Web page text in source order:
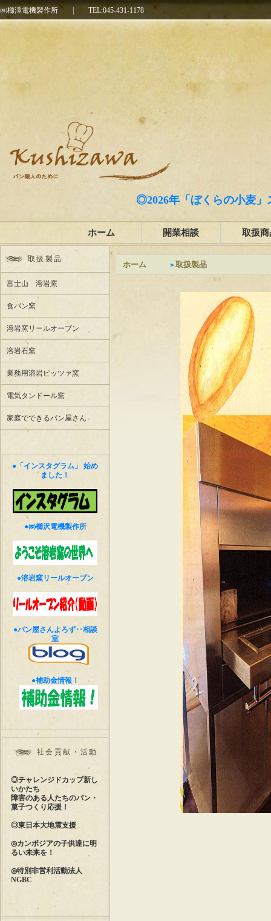
㈱櫛澤電機製作所 | TEL:045-431-1178
◎2026年「ぼくらの小麦
ホーム 開業相談 取扱商
取扱製品
富士山 溶岩窯
食パン窯
溶岩窯リールオーブン
溶岩石窯
業務用溶岩ピッツァ窯
電気タンドール窯
家庭でできるパン屋さん
●「インスタグラム」 始め
ました！
●㈱櫛沢電機製作所
●溶岩窯リールオーブン
●パン屋さんよろず‥相談
室
●補助金情報！
社会貢献・活動
◎チャレンジドカップ新し
いかたち
障害のある人たちのパン・
菓子つくり応援！
◎東日本大地震支援
◎カンボジアの子供達に明
るい未来を！
◎特別非営利活動法人
NGBC
ホーム > 取扱製品